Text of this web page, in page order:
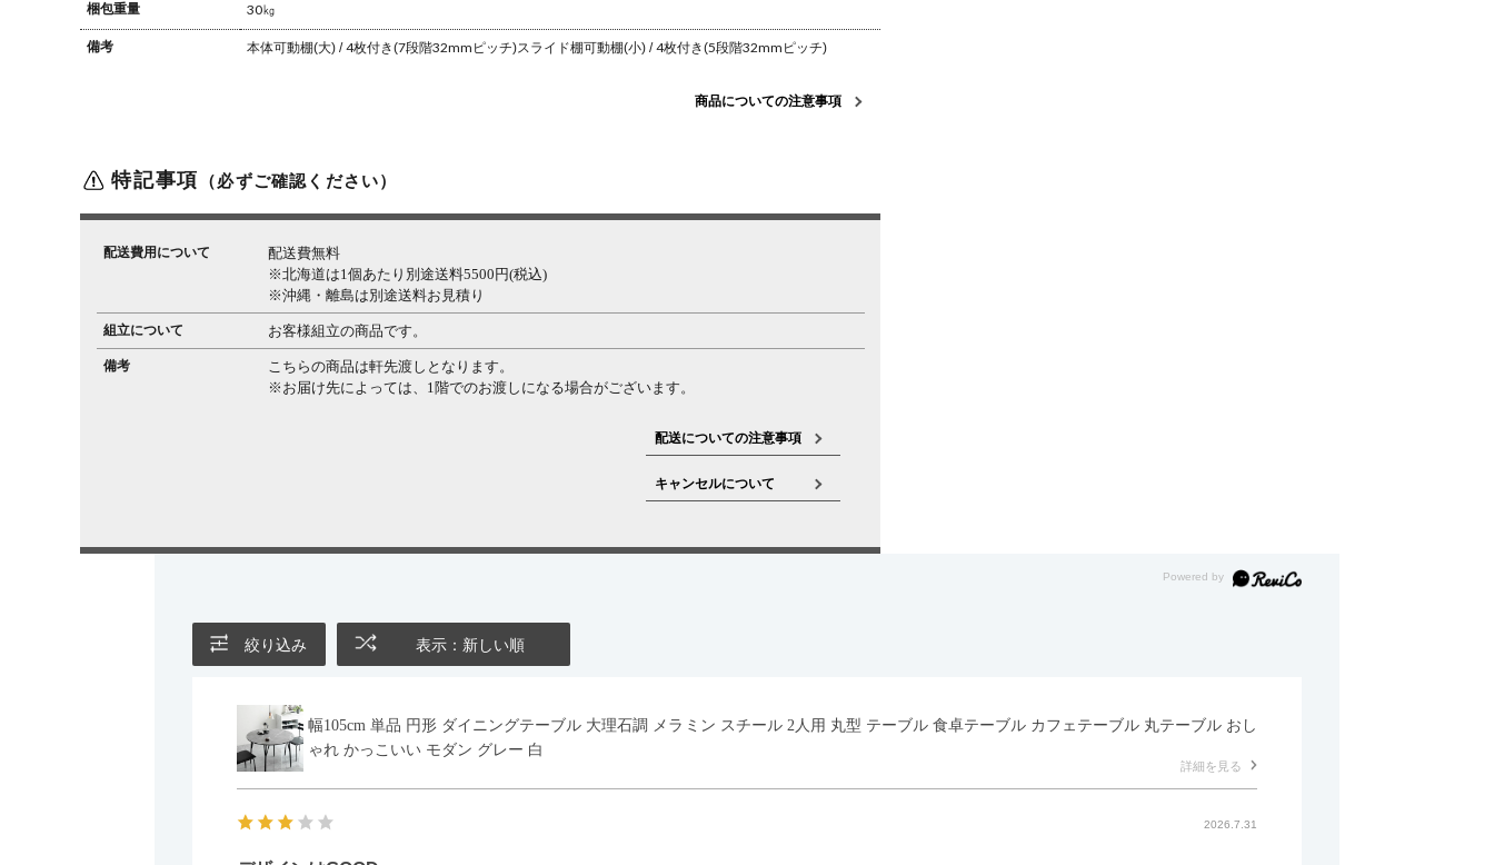
梱包重量 30㎏
備考 本体可動棚(大) / 4枚付き(7段階32mmピッチ)スライド棚可動棚(小) / 4枚付き(5段階32mmピッチ)
商品についての注意事項
特記事項 （必ずご確認ください）
配送費用について
配送費無料
※北海道は1個あたり別途送料5500円(税込)
※沖縄・離島は別途送料お見積り
組立について お客様組立の商品です。
備考
こちらの商品は軒先渡しとなります。
※お届け先によっては、1階でのお渡しになる場合がございます。
配送についての注意事項
キャンセルについて
絞り込み 表示：新しい順
幅105cm 単品 円形 ダイニングテーブル 大理石調 メラミン スチール 2人用 丸型 テーブル 食卓テーブル カフェテーブル 丸テーブル おし
ゃれ かっこいい モダン グレー 白
詳細を見る
2026.7.31